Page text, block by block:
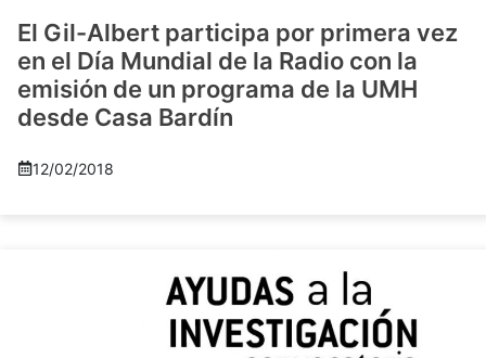
El Gil-Albert participa por primera vez
en el Día Mundial de la Radio con la
emisión de un programa de la UMH
desde Casa Bardín
12/02/2018